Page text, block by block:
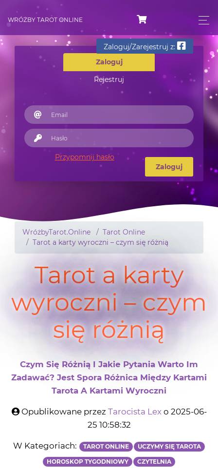
WRÓŻBY TAROT ONLINE
Zaloguj
Rejestruj
Zaloguj/Zarejestruj z:
Przypomnij hasło
Zaloguj
WróżbyTarot.Online
Tarot Online
Tarot a karty wyroczni – czym się różnią
Tarot a karty
wyroczni – czym
się różnią
Czym Się Różnią I Jakie Pytania Warto Im
Zadawać? Jest Spora Różnica Między Kartami
Tarota A Kartami Wyroczni
Opublikowane przez Tarocista Lexo 2025-06-
25 10:58:32
W Kategoriach: TAROT ONLINE UCZYMY SIĘ TAROTA
HOROSKOP TYGODNIOWY CZYTELNIA